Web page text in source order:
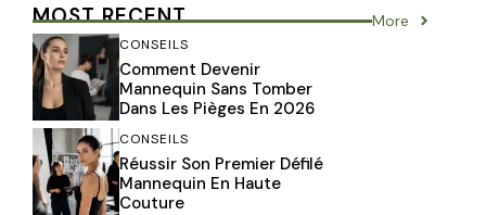
MOST RECENT More
CONSEILS
Comment Devenir
Mannequin Sans Tomber
Dans Les Pièges En 2026
CONSEILS
Réussir Son Premier Défilé
Mannequin En Haute
Couture